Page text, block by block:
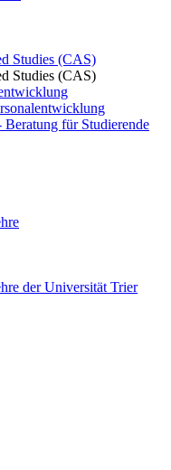
Studies (CAS)
Studies (CAS)
für Studierende
der Universität Trier